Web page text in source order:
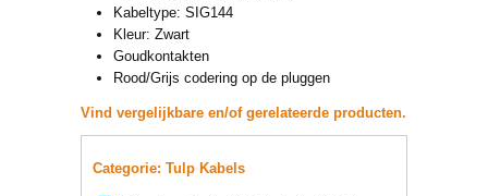
Kabeltype: SIG144
Kleur: Zwart
Goudkontakten
Rood/Grijs codering op de pluggen
Vind vergelijkbare en/of gerelateerde producten.
Categorie: Tulp Kabels